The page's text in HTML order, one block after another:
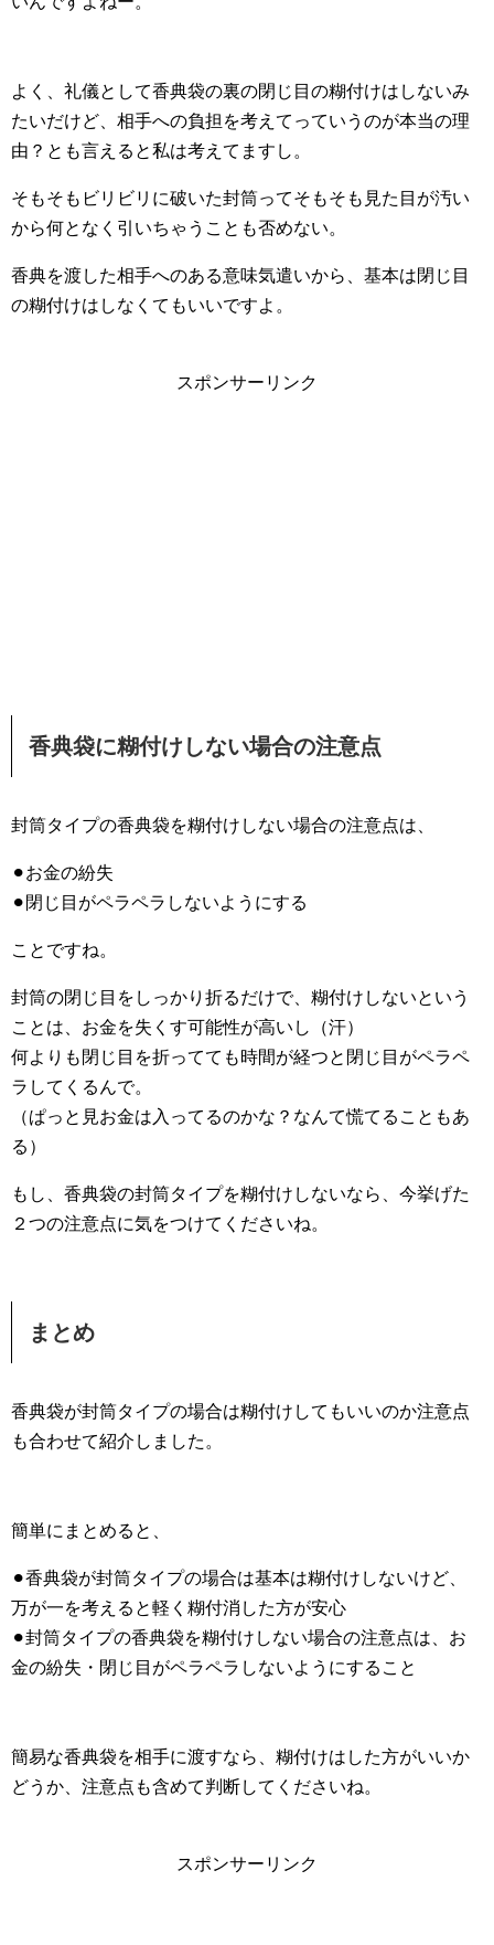
よく、礼儀として香典袋の裏の閉じ目の糊付けはしないみ
たいだけど、相手への負担を考えてっていうのが本当の理
由？とも言えると私は考えてますし。
そもそもビリビリに破いた封筒ってそもそも見た目が汚い
から何となく引いちゃうことも否めない。
香典を渡した相手へのある意味気遣いから、基本は閉じ目
の糊付けはしなくてもいいですよ。
スポンサーリンク
香典袋に糊付けしない場合の注意点
封筒タイプの香典袋を糊付けしない場合の注意点は、
⚫︎お金の紛失
⚫︎閉じ目がペラペラしないようにする
ことですね。
封筒の閉じ目をしっかり折るだけで、糊付けしないという
ことは、お金を失くす可能性が高いし（汗）
何よりも閉じ目を折ってても時間が経つと閉じ目がペラペ
ラしてくるんで。
（ぱっと見お金は入ってるのかな？なんて慌てることもあ
る）
もし、香典袋の封筒タイプを糊付けしないなら、今挙げた
２つの注意点に気をつけてくださいね。
まとめ
香典袋が封筒タイプの場合は糊付けしてもいいのか注意点
も合わせて紹介しました。
簡単にまとめると、
⚫︎香典袋が封筒タイプの場合は基本は糊付けしないけど、
万が一を考えると軽く糊付消した方が安心
⚫︎封筒タイプの香典袋を糊付けしない場合の注意点は、お
金の紛失・閉じ目がペラペラしないようにすること
簡易な香典袋を相手に渡すなら、糊付けはした方がいいか
どうか、注意点も含めて判断してくださいね。
スポンサーリンク